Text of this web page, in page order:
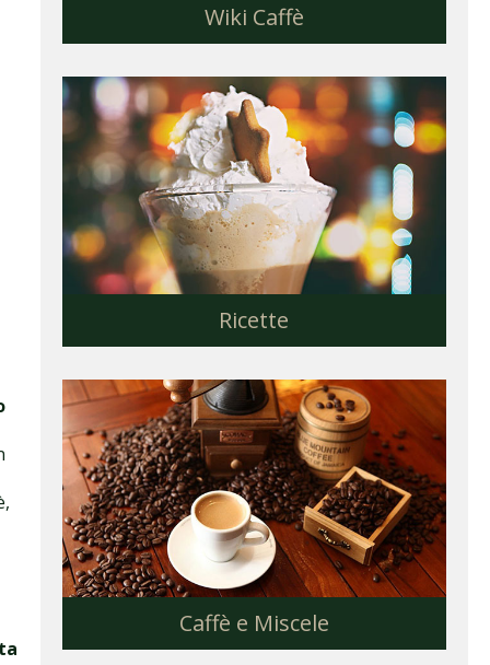
Wiki Caffè
Ricette
Caffè e Miscele